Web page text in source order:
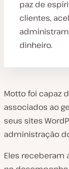
paz de
clientes,
dinheiro.
Motto foi capaz
associados ao
seus sites
administração
Eles receberam